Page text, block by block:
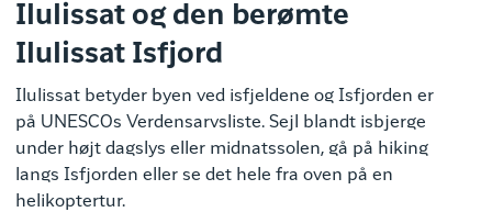
Ilulissat og den berømte
Ilulissat Isfjord
Ilulissat betyder byen ved isfjeldene og Isfjorden er
på UNESCOs Verdensarvsliste. Sejl blandt isbjerge
under højt dagslys eller midnatssolen, gå på hiking
langs Isfjorden eller se det hele fra oven på en
helikoptertur.